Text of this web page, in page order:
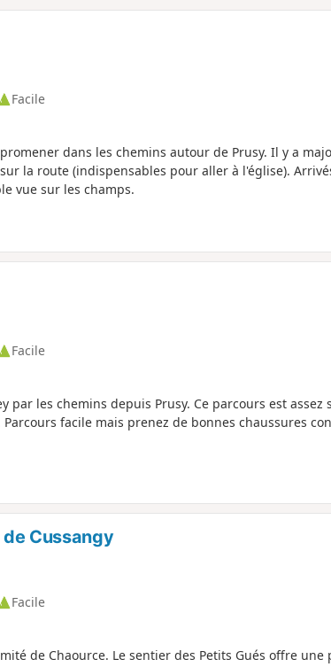
Facile
dans les chemins autour de Prusy. Il y a
la route (indispensables pour aller à l'église).
vue sur les champs.
Facile
par les chemins depuis Prusy. Ce parcours est assez
facile mais prenez de bonnes chaussures
Cussangy
Facile
de Chaource. Le sentier des Petits Gués offre une